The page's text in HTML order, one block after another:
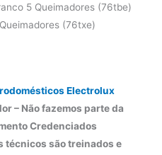
5 Queimadores (76tbe)
(76txe)
Electrolux
– Não fazemos parte da
Credenciados
técnicos são treinados e